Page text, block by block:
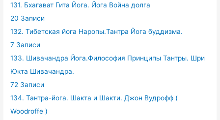
131. Бхагават Гита Йога. Йога Война долга
20 Записи
132. Тибетская йога Наропы.Тантра Йога буддизма.
7 Записи
133. Шивачандра Йога.Философия Принципы Тантры. Шри
Юкта Шивачандра.
72 Записи
134. Тантра-йога. Шакта и Шакти. Джон Вудрофф (
Woodroffe )